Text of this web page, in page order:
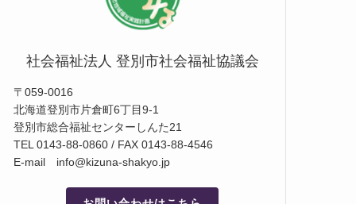
社会福祉法人 登別市社会福祉協議会
〒059-0016
北海道登別市片倉町6丁目9-1
登別市総合福祉センターしんた21
TEL 0143-88-0860 / FAX 0143-88-4546
E-mail info@kizuna-shakyo.jp